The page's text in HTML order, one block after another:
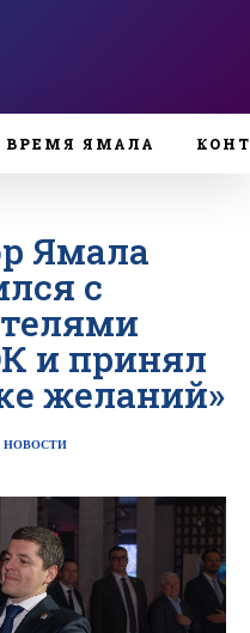
ВРЕМЯ ЯМАЛА
Ямала
с
и принял
желаний»
НОВОСТИ